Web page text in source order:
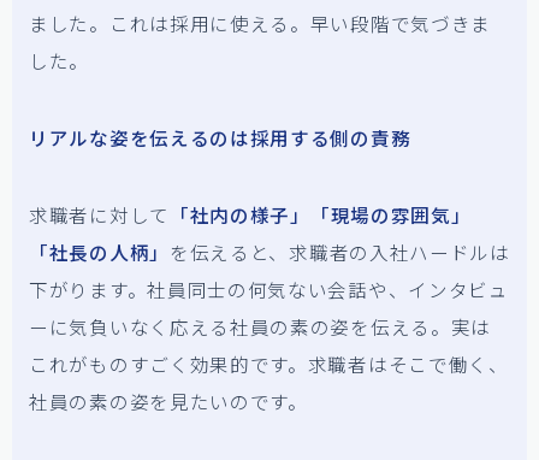
ました。これは採用に使える。早い段階で気づきま
した。
リアルな姿を伝えるのは採用する側の責務
求職者に対して 「社内の様子」「現場の雰囲気」
「社長の人柄」 を伝えると、求職者の入社ハードルは
下がります。社員同士の何気ない会話や、インタビュ
ーに気負いなく応える社員の素の姿を伝える。実は
これがものすごく効果的です。求職者はそこで働く、
社員の素の姿を見たいのです。